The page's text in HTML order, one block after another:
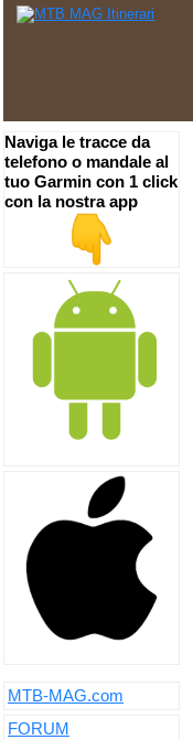
Naviga le tracce da
telefono o mandale al
tuo Garmin con 1 click
con la nostra app
MTB-MAG.com
FORUM